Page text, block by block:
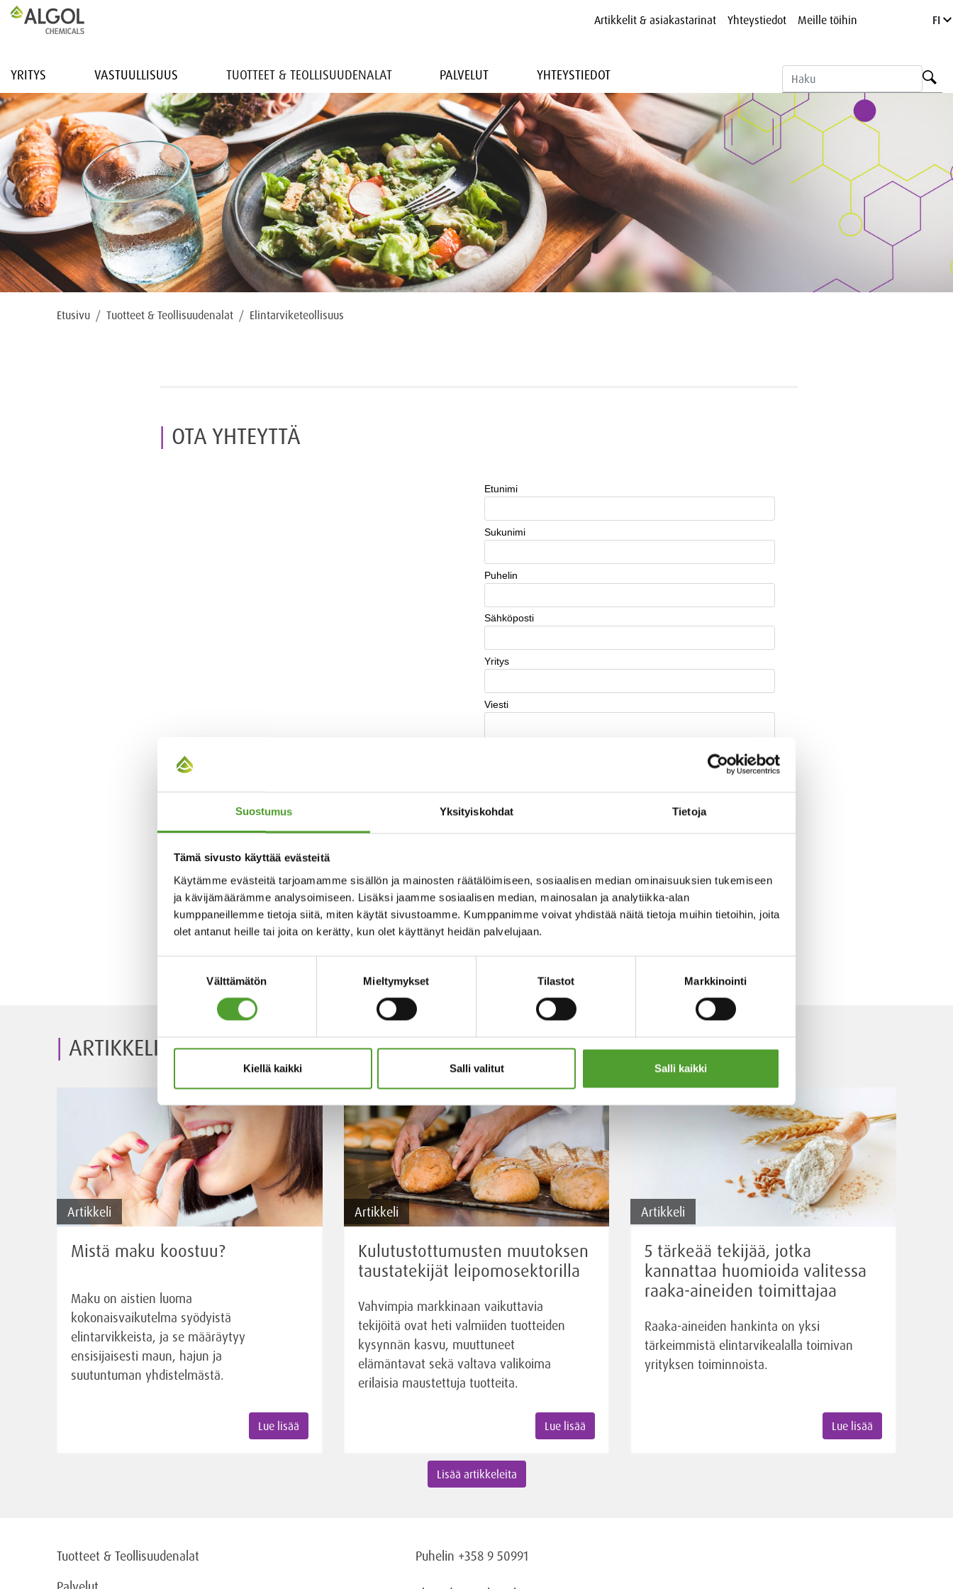
Suostumus Yksityiskohdat Tietoja
Tämä sivusto käyttää evästeitä
Käytämme evästeitä tarjoamamme sisällön ja mainosten räätälöimiseen, sosiaalisen median ominaisuuksien tukemiseen
ja kävijämäärämme analysoimiseen. Lisäksi jaamme sosiaalisen median, mainosalan ja analytiikka-alan
kumppaneillemme tietoja siitä, miten käytät sivustoamme. Kumppanimme voivat yhdistää näitä tietoja muihin tietoihin, joita
olet antanut heille tai joita on kerätty, kun olet käyttänyt heidän palvelujaan.
Välttämätön Mieltymykset Tilastot Markkinointi
Kiellä kaikki Salli valitut Salli kaikki
Artikkelit & asiakastarinat Yhteystiedot Meille töihin FI
YRITYS VASTUULLISUUS TUOTTEET & TEOLLISUUDENALAT PALVELUT YHTEYSTIEDOT
Etusivu Tuotteet & Teollisuudenalat Elintarviketeollisuus
OTA YHTEYTTÄ
ARTIKKELIT
Artikkeli
Mistä maku koostuu?
Maku on aistien luoma
kokonaisvaikutelma syödyistä
elintarvikkeista, ja se määräytyy
ensisijaisesti maun, hajun ja
suutuntuman yhdistelmästä.
Lue lisää
Artikkeli
Kulutustottumusten muutoksen
taustatekijät leipomosektorilla
Vahvimpia markkinaan vaikuttavia
tekijöitä ovat heti valmiiden tuotteiden
kysynnän kasvu, muuttuneet
elämäntavat sekä valtava valikoima
erilaisia maustettuja tuotteita.
Lue lisää
Artikkeli
5 tärkeää tekijää, jotka
kannattaa huomioida valitessa
raaka-aineiden toimittajaa
Raaka-aineiden hankinta on yksi
tärkeimmistä elintarvikealalla toimivan
yrityksen toiminnoista.
Lue lisää
Lisää artikkeleita
Tuotteet & Teollisuudenalat
Puhelin +358 9 50991